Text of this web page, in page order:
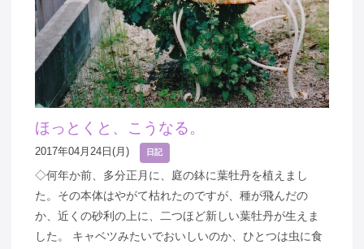
ほっとくと、こうなる。
2017年04月24日(月) 日記
◇何年か前、多分正月に、庭の鉢に葉牡丹を植えまし
た。その本体はやがて枯れたのですが、種が飛んだの
か、近くの砂利の上に、二つほど新しい葉牡丹が生えま
した。 キャベツみたいでおいしいのか、ひとつは虫に食